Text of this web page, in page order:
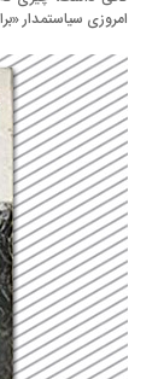
سیاستمدار «برای»